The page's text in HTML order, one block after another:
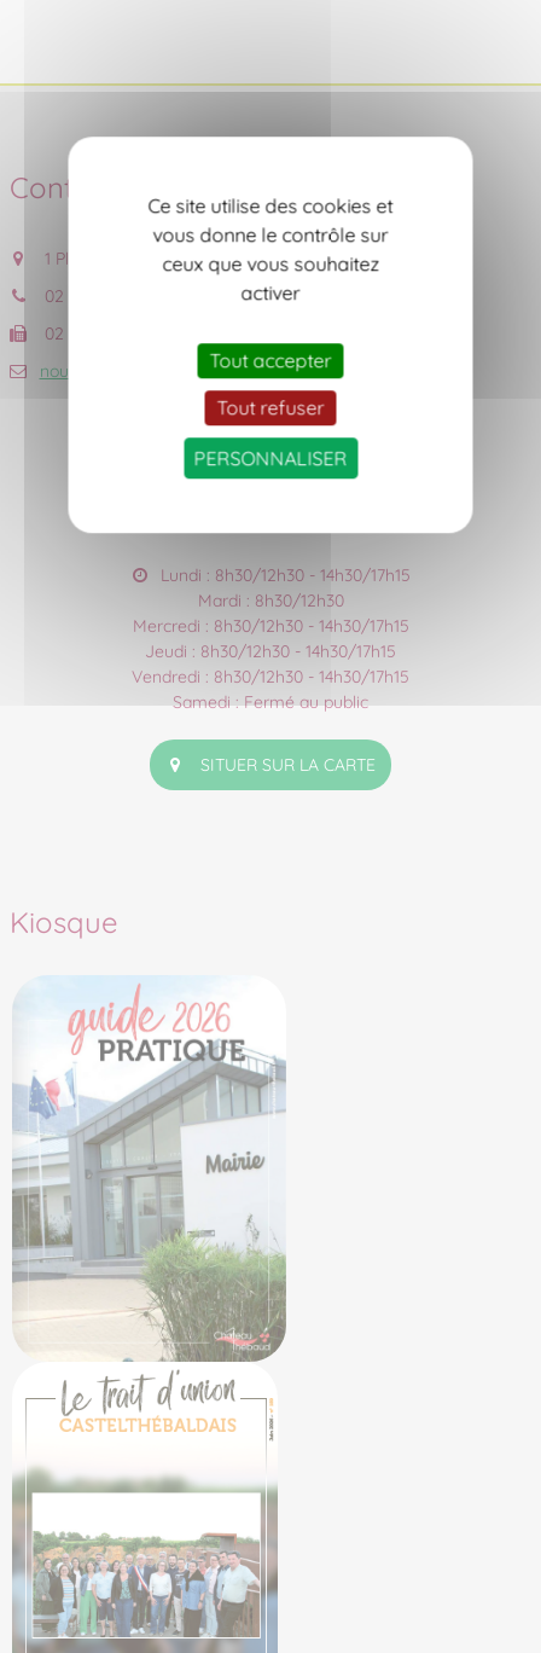
Contact
1 Place de l'Eglise, 44690 CHÂTEAU-THEBAUD
02 40 06 53 18
02 40 06 56 59
nous contacter
Lundi : 8h30/12h30 - 14h30/17h15
Mardi : 8h30/12h30
Mercredi : 8h30/12h30 - 14h30/17h15
Jeudi : 8h30/12h30 - 14h30/17h15
Vendredi : 8h30/12h30 - 14h30/17h15
Samedi : Fermé au public
SITUER SUR LA CARTE
Kiosque
Ce site utilise des cookies et
vous donne le contrôle sur
ceux que vous souhaitez
activer
Tout accepter
Tout refuser
PERSONNALISER